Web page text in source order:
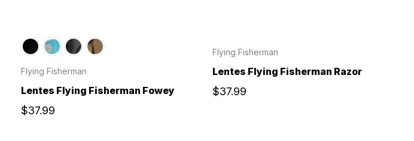
Flying Fisherman
Lentes Flying Fisherman Fowey
$37.99
Flying Fisherman
Lentes Flying Fisherman Razor
$37.99